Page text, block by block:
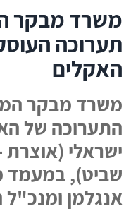
משרד מבקר
תערוכה
האקלים
משרד מבקר
התערוכה של
ישראלי
שביט), במעמד
אנגלמן ומנכ"ל